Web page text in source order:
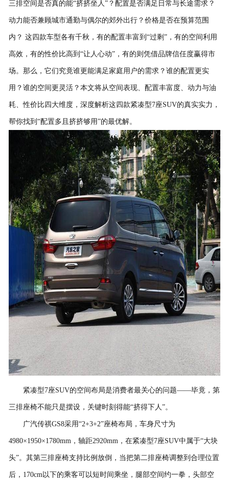
三排空间是否真的能“挤挤坐人”？配置是否满足日常与长途需求？
动力能否兼顾城市通勤与偶尔的郊外出行？价格是否在预算范围
内？ 这四款车型各有千秋，有的配置丰富到“过剩”，有的空间利用
高效，有的性价比高到“让人心动”，有的则凭借品牌信任度赢得市
场。那么，它们究竟谁更能满足家庭用户的需求？谁的配置更实
用？谁的空间更灵活？本文将从空间表现、配置丰富度、动力与油
耗、性价比四大维度，深度解析这四款紧凑型7座SUV的真实实力，
帮你找到“配置多且挤挤够用”的最优解。
紧凑型7座SUV的空间布局是消费者最关心的问题——毕竟，第
三排座椅不能只是摆设，关键时刻得能“挤得下人”。
广汽传祺GS8采用“2+3+2”座椅布局，车身尺寸为
4980×1950×1780mm，轴距2920mm，在紧凑型7座SUV中属于“大块
头”。其第三排座椅支持比例放倒，当把第二排座椅调整到合理位置
后，170cm以下的乘客可以短时间乘坐，腿部空间约一拳，头部空